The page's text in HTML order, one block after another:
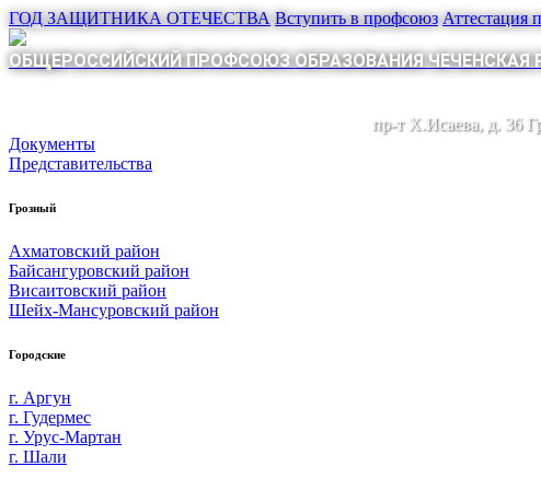
ГОД ЗАЩИТНИКА ОТЕЧЕСТВА Вступить в профсоюз Аттестация
ОБЩЕРОССИЙСКИЙ ПРОФСОЮЗ ОБРАЗОВАНИЯ ЧЕЧЕНСКАЯ
пр-т Х.Исаева, д. 36
Документы
Представительства
Грозный
Ахматовский район
Байсангуровский район
Висаитовский район
Шейх-Мансуровский район
Городские
г. Аргун
г. Гудермес
г. Урус-Мартан
г. Шали